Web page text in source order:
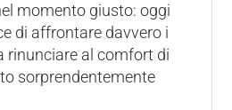
momento giusto: oggi
di affrontare davvero i
rinunciare al comfort di
sorprendentemente